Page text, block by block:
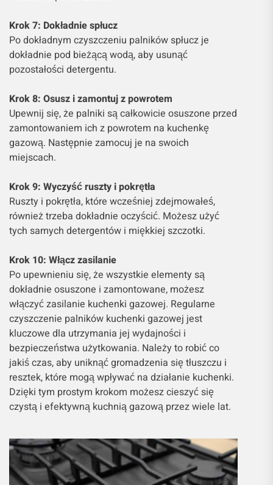
Krok 7: Dokładnie spłucz
Po dokładnym czyszczeniu palników spłucz je
dokładnie pod bieżącą wodą, aby usunąć
pozostałości detergentu.
Krok 8: Osusz i zamontuj z powrotem
Upewnij się, że palniki są całkowicie osuszone przed
zamontowaniem ich z powrotem na kuchenkę
gazową. Następnie zamocuj je na swoich
miejscach.
Krok 9: Wyczyść ruszty i pokrętła
Ruszty i pokrętła, które wcześniej zdejmowałeś,
również trzeba dokładnie oczyścić. Możesz użyć
tych samych detergentów i miękkiej szczotki.
Krok 10: Włącz zasilanie
Po upewnieniu się, że wszystkie elementy są
dokładnie osuszone i zamontowane, możesz
włączyć zasilanie kuchenki gazowej. Regularne
czyszczenie palników kuchenki gazowej jest
kluczowe dla utrzymania jej wydajności i
bezpieczeństwa użytkowania. Należy to robić co
jakiś czas, aby uniknąć gromadzenia się tłuszczu i
resztek, które mogą wpływać na działanie kuchenki.
Dzięki tym prostym krokom możesz cieszyć się
czystą i efektywną kuchnią gazową przez wiele lat.